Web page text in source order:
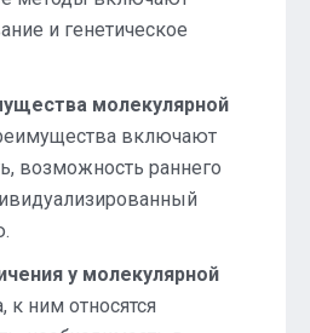
и генетическое
молекулярной
включают
возможность раннего
у молекулярной
к ним относятся